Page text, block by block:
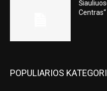
POPULIARIOS